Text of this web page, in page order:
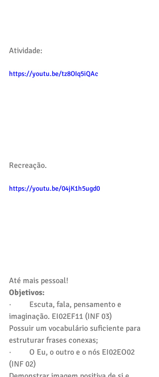
Atividade:
https://youtu.be/tz8OIq5iQAc
Recreação.
https://youtu.be/04jK1h5ugd0
Até mais pessoal!
Objetivos:
·         Escuta, fala, pensamento e
imaginação. EI02EF11 (INF 03)
Possuir um vocabulário suficiente para
estruturar frases conexas;
·         O Eu, o outro e o nós EI02EO02
(INF 02)